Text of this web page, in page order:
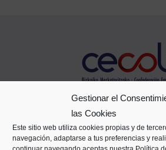
Gestionar el
las Cookies
Este sitio web utiliza cookies propias y de
navegación, adaptarse a tus preferencias y
Alameda Mazarredo
48009 Bilbao
94 400 28 00
688 72 05 63